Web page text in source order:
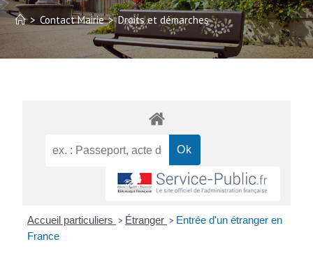
> Contact Mairie > Droits et démarches
Accueil particuliers > Étranger > Entrée d'un étranger en
France